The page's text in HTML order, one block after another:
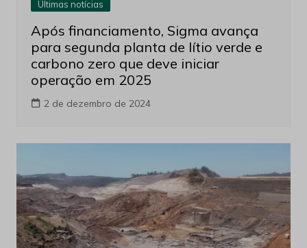
Últimas notícias
Após financiamento, Sigma avança
para segunda planta de lítio verde e
carbono zero que deve iniciar
operação em 2025
2 de dezembro de 2024